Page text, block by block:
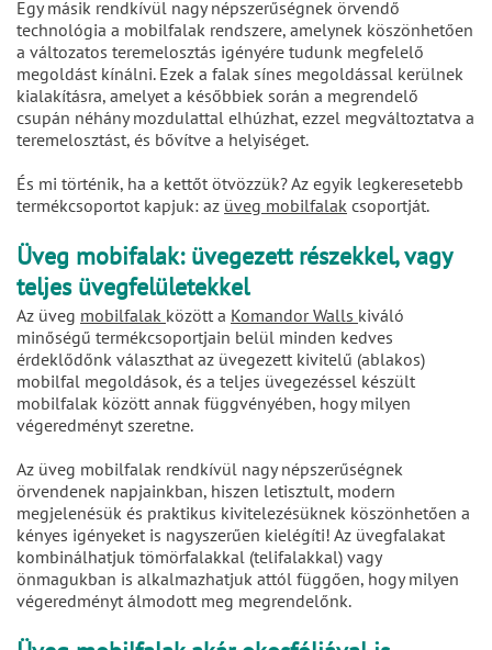
Egy másik rendkívül nagy népszerűségnek örvendő
technológia a mobilfalak rendszere, amelynek köszönhetően
a változatos teremelosztás igényére tudunk megfelelő
megoldást kínálni. Ezek a falak sínes megoldással kerülnek
kialakításra, amelyet a későbbiek során a megrendelő
csupán néhány mozdulattal elhúzhat, ezzel megváltoztatva a
teremelosztást, és bővítve a helyiséget.
És mi történik, ha a kettőt ötvözzük? Az egyik legkeresetebb
termékcsoportot kapjuk: az üveg mobilfalak csoportját.
Üveg mobifalak: üvegezett részekkel, vagy
teljes üvegfelületekkel
Az üveg mobilfalak között a Komandor Walls kiváló
minőségű termékcsoportjain belül minden kedves
érdeklődőnk választhat az üvegezett kivitelű (ablakos)
mobilfal megoldások, és a teljes üvegezéssel készült
mobilfalak között annak függvényében, hogy milyen
végeredményt szeretne.
Az üveg mobilfalak rendkívül nagy népszerűségnek
örvendenek napjainkban, hiszen letisztult, modern
megjelenésük és praktikus kivitelezésüknek köszönhetően a
kényes igényeket is nagyszerűen kielégíti! Az üvegfalakat
kombinálhatjuk tömörfalakkal (telifalakkal) vagy
önmagukban is alkalmazhatjuk attól függően, hogy milyen
végeredményt álmodott meg megrendelőnk.